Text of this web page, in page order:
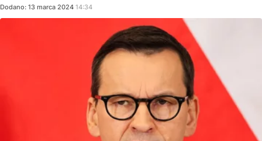
Dodano: 13 marca 2024 14:34